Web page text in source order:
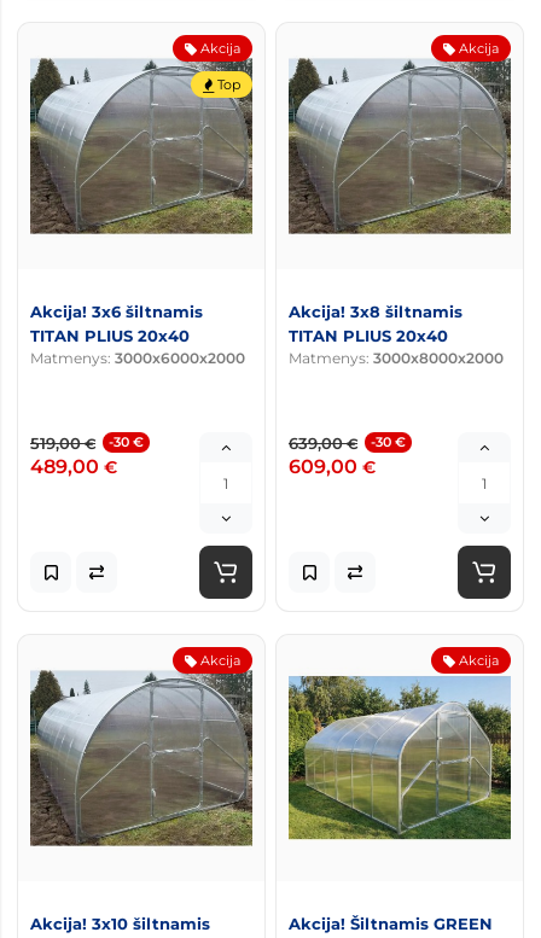
Akcija
Top
Akcija! 3x6 šiltnamis
TITAN PLIUS 20x40
Matmenys: 3000x6000x2000
519,00€ -30 €
489,00 €
Akcija
Akcija! 3x8 šiltnamis
TITAN PLIUS 20x40
Matmenys: 3000x8000x2000
639,00€ -30 €
609,00 €
Akcija
Akcija! 3x10 šiltnamis
Akcija
Akcija! Šiltnamis GREEN